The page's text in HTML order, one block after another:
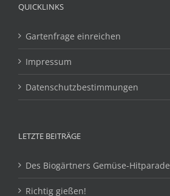
QUICKLINKS
Gartenfrage einreichen
Impressum
Datenschutzbestimmungen
LETZTE BEITRÄGE
Des Biogärtners Gemüse-Hitparade
Richtig gießen!